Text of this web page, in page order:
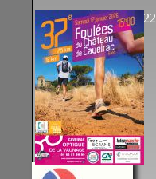
Commentaires 2022